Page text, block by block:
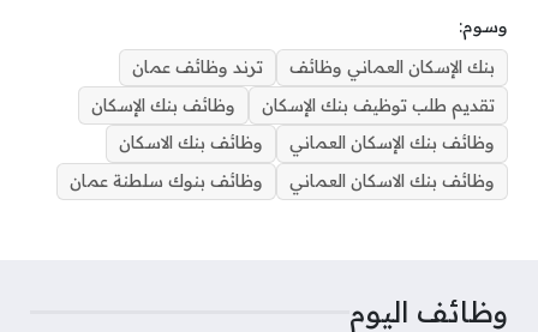
e
b
o
o
k
e
r
e
r
e
s
t
l
r
d
I
n
g
r
a
m
s
A
p
p
a
d
e
وسوم:
بنك الإسكان العماني وظائف
ترند وظائف عمان
تقديم طلب توظيف بنك الإسكان
وظائف بنك الإسكان
وظائف بنك الإسكان العماني
وظائف بنك الاسكان
وظائف بنك الاسكان العماني
وظائف بنوك سلطنة عمان
وظائف اليوم